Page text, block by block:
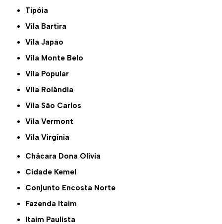
Tipóia
Vila Bartira
Vila Japão
Vila Monte Belo
Vila Popular
Vila Rolândia
Vila São Carlos
Vila Vermont
Vila Virgínia
Chácara Dona Olívia
Cidade Kemel
Conjunto Encosta Norte
Fazenda Itaim
Itaim Paulista